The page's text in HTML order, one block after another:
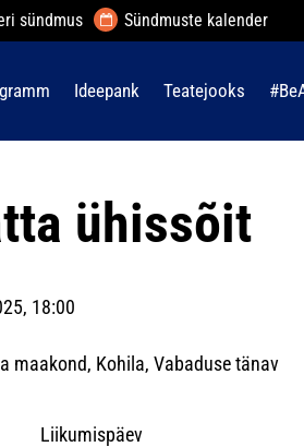
sündmus Sündmuste kalender
Ideepank Teatejooks
ühissõit
18:00
maakond, Kohila, Vabaduse tänav
Liikumispäev